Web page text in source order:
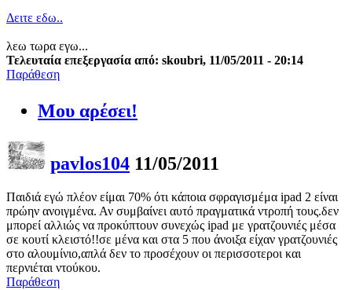
Δειτε εδω..
λεω τωρα εγω...
Τελευταία επεξεργασία από: skoubri, 11/05/2011 - 20:14
Παράθεση
Μου αρέσει!
pavlos104 11/05/2011
Παιδιά εγώ πλέον είμαι 70% ότι κάποια σφραγισμέμα ipad 2 είναι
πρώην ανοιγμένα. Αν συμβαίνει αυτό πραγματικά ντροπή τους.δεν
μπορεί αλλιώς να προκύπτουν συνεχώς ipad με γρατζουνιές μέσα
σε κουτί κλειστό!!σε μένα και στα 5 που άνοιξα είχαν γρατζουνιές
στο αλουμίνιο,απλά δεν το προσέχουν οι περισσοτεροι και
περνιέται ντούκου.
Παράθεση